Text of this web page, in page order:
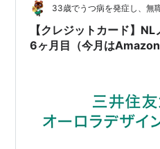
33歳でうつ病を発症し、無
【クレジットカード】
6ヶ月目（今月はAmazon